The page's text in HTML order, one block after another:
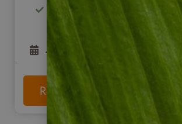
Wandern nach Herzenslust
4
Reise anschauen